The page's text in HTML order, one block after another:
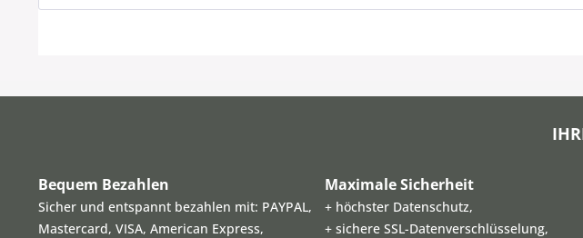
Bequem Bezahlen
Sicher und entspannt bezahlen mit: PAYPAL,
Mastercard, VISA, American Express,
Maximale Sicherheit
+ höchster Datenschutz,
+ sichere SSL-Datenverschlüsselung,